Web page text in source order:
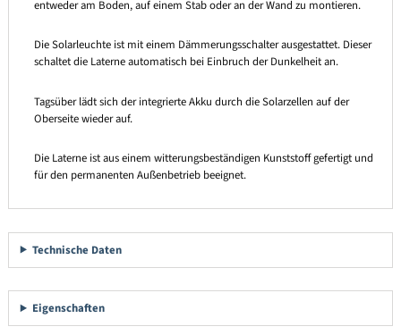
entweder am Boden, auf einem Stab oder an der Wand zu montieren.
Die Solarleuchte ist mit einem Dämmerungsschalter ausgestattet. Dieser
schaltet die Laterne automatisch bei Einbruch der Dunkelheit an.
Tagsüber lädt sich der integrierte Akku durch die Solarzellen auf der
Oberseite wieder auf.
Die Laterne ist aus einem witterungsbeständigen Kunststoff gefertigt und
für den permanenten Außenbetrieb beeignet.
Technische Daten
Eigenschaften